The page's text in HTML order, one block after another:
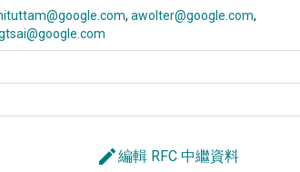
awolter@google.com
edit編輯 RFC 中繼資料